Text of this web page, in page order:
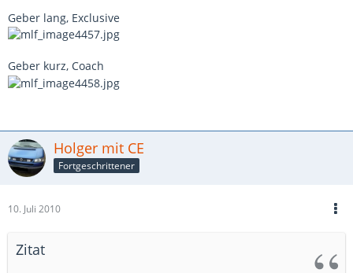
Geber lang, Exclusive
Geber kurz, Coach
Holger mit CE
Fortgeschrittener
10. Juli 2010
Zitat